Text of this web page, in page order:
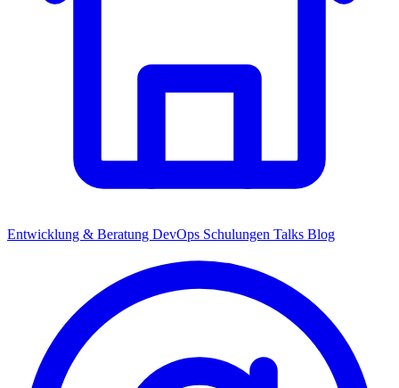
Entwicklung & Beratung DevOps Schulungen Talks Blog